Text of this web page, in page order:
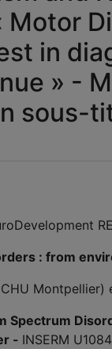
Motor
in
» -
sous-
: from
Montpellier)
Spectrum
- INSERM